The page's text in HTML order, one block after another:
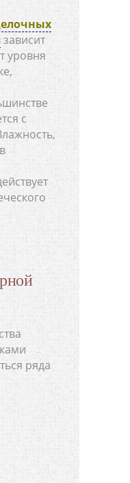
зависит
уровня
с
ряда